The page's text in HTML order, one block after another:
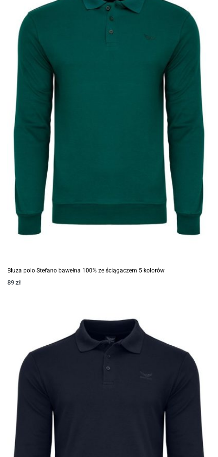
Bluza polo Stefano bawełna 100% ze ściągaczem 5 kolorów
89 zł